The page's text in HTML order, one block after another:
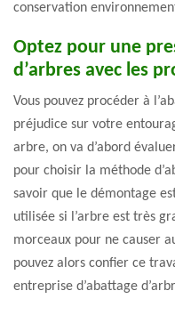
conservation
Optez pour une
d’arbres avec les
Vous pouvez procéder à
préjudice sur votre
arbre, on va d’abord
pour choisir la méthode
savoir que le démontage
utilisée si l’arbre est très
morceaux pour ne causer
pouvez alors confier ce
entreprise d’abattage